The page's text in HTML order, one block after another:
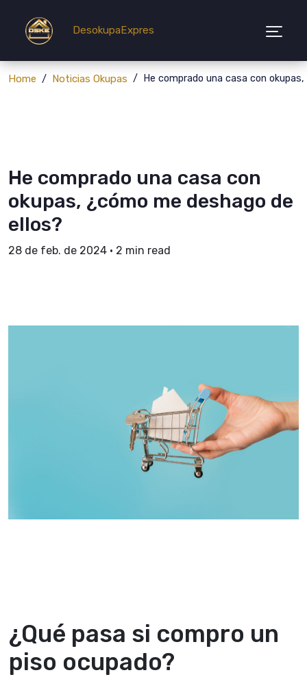
DesokupaExpres
Home Noticias Okupas He comprado una casa con
He comprado una casa con
okupas, ¿cómo me deshago de
ellos?
28 de feb. de 2024 • 2 min read
¿Qué pasa si compro un
piso ocupado?